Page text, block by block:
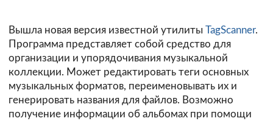
Вышла новая версия известной утилиты TagScanner.
Программа представляет собой средство для
организации и упорядочивания музыкальной
коллекции. Может редактировать теги основных
музыкальных форматов, переименовывать их и
генерировать названия для файлов. Возможно
получение информации об альбомах при помощи